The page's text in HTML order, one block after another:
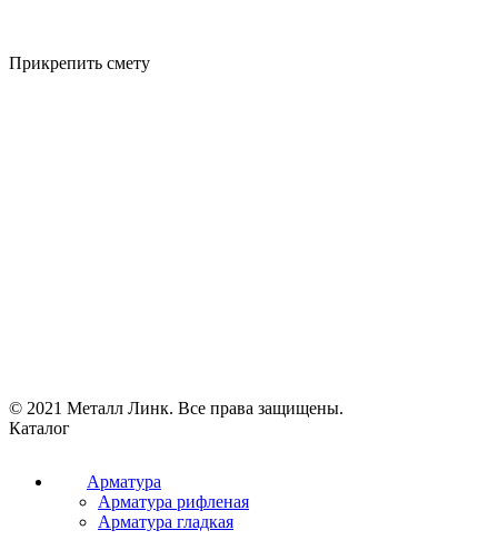
Прикрепить смету
© 2021 Металл Линк. Все права защищены.
Каталог
Арматура
Арматура рифленая
Арматура гладкая